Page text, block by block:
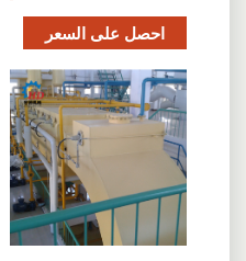
احصل على السعر